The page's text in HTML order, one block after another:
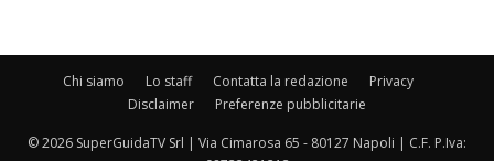
Chi siamo Lo staff Contatta la redazione
Privacy
Disclaimer
Preferenze pubblicitarie
© 2026 SuperGuidaTV Srl | Via Cimarosa 65 - 80127 Napoli | C.F. P.Iva: